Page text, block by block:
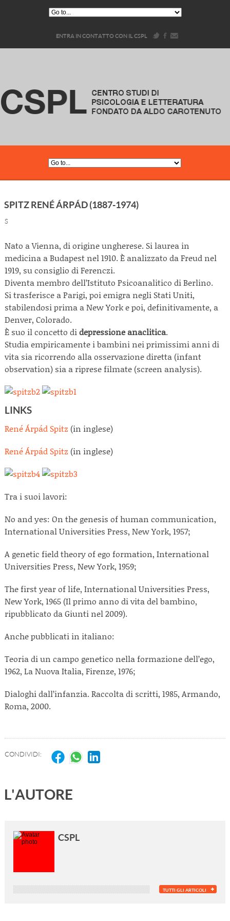
ENTRA IN CONTATTO CON IL CSPL
SPITZ RENÉ ÁRPÁD (1887-1974)
S
Nato a Vienna, di origine ungherese. Si laurea in
medicina a Budapest nel 1910. È analizzato da Freud nel
1919, su consiglio di Ferenczi.
Diventa membro dell’Istituto Psicoanalitico di Berlino.
Si trasferisce a Parigi, poi emigra negli Stati Uniti,
stabilendosi prima a New York e poi, definitivamente, a
Denver, Colorado.
È suo il concetto didepressione anaclitica.
Studia empiricamente i bambini nei primissimi anni di
vita sia ricorrendo alla osservazione diretta (infant
observation) sia a riprese filmate (screen analysis).
LINKS
René Árpád Spitz (in inglese)
René Árpád Spitz (in inglese)
Tra i suoi lavori:
No and yes: On the genesis of human communication,
International Universities Press, New York, 1957;
A genetic field theory of ego formation, International
Universities Press, New York, 1959;
The first year of life, International Universities Press,
New York, 1965 (Il primo anno di vita del bambino,
ripubblicato da Giunti nel 2009).
Anche pubblicati in italiano:
Teoria di un campo genetico nella formazione dell’ego,
1962, La Nuova Italia, Firenze, 1976;
Dialoghi dall’infanzia. Raccolta di scritti, 1985, Armando,
Roma, 2000.
CONDIVIDI:
L'AUTORE
CSPL
TUTTI GLI ARTICOLI